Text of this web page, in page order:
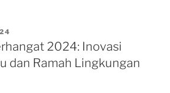
2024: Inovasi
dan Ramah Lingkungan